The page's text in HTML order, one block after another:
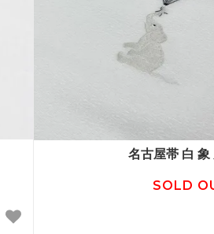
名古屋帯 白 象
SOLD